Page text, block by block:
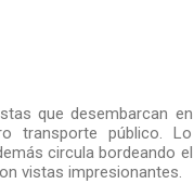
que desembarcan en
transporte público. Lo
circula bordeando el
vistas impresionantes.